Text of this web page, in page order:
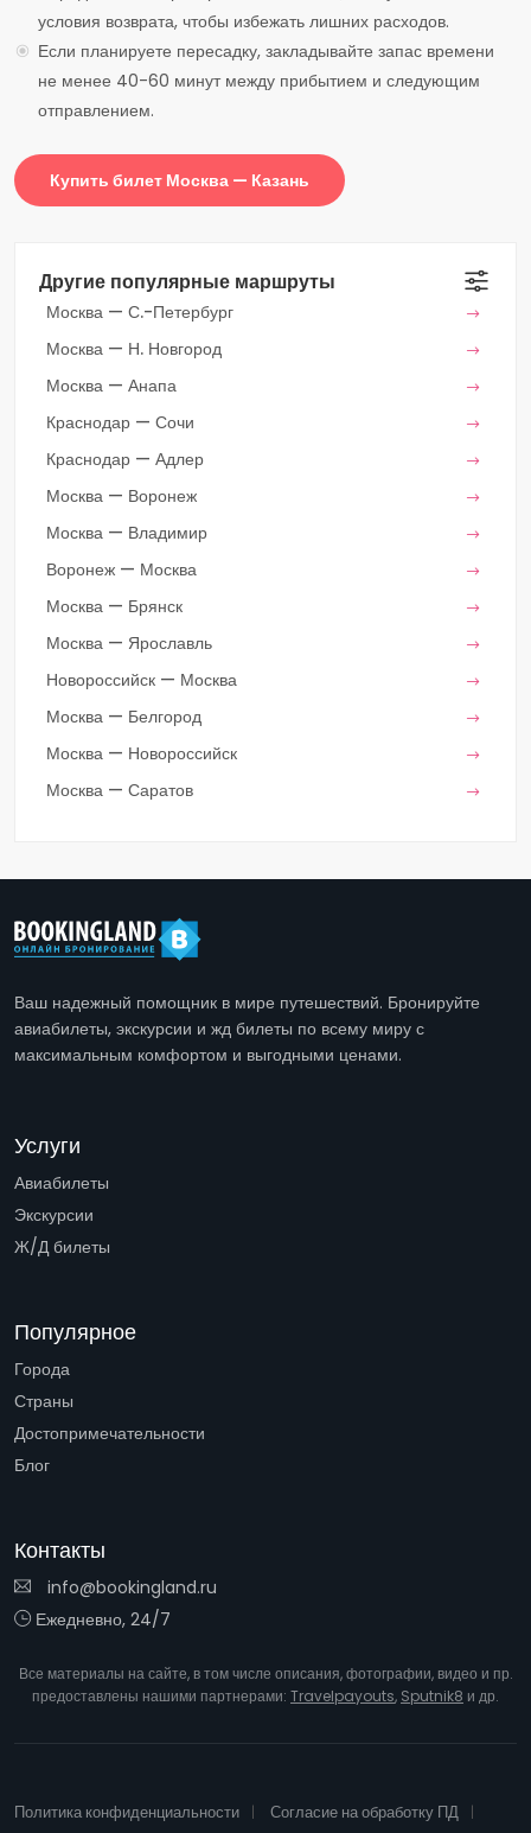
условия возврата, чтобы избежать лишних расходов.
Если планируете пересадку, закладывайте запас времени
не менее 40-60 минут между прибытием и следующим
отправлением.
Купить билет Москва — Казань
Другие популярные маршруты
Москва — С.-Петербург
Москва — Н. Новгород
Москва — Анапа
Краснодар — Сочи
Краснодар — Адлер
Москва — Воронеж
Москва — Владимир
Воронеж — Москва
Москва — Брянск
Москва — Ярославль
Новороссийск — Москва
Москва — Белгород
Москва — Новороссийск
Москва — Саратов
Ваш надежный помощник в мире путешествий. Бронируйте
авиабилеты, экскурсии и жд билеты по всему миру с
максимальным комфортом и выгодными ценами.
Услуги
Авиабилеты
Экскурсии
Ж/Д билеты
Популярное
Города
Страны
Достопримечательности
Блог
Контакты
info@bookingland.ru
Ежедневно, 24/7
Все материалы на сайте, в том числе описания, фотографии, видео и пр.
предоставлены нашими партнерами: Travelpayouts, Sputnik8 и др.
Политика конфиденциальности
Согласие на обработку ПД